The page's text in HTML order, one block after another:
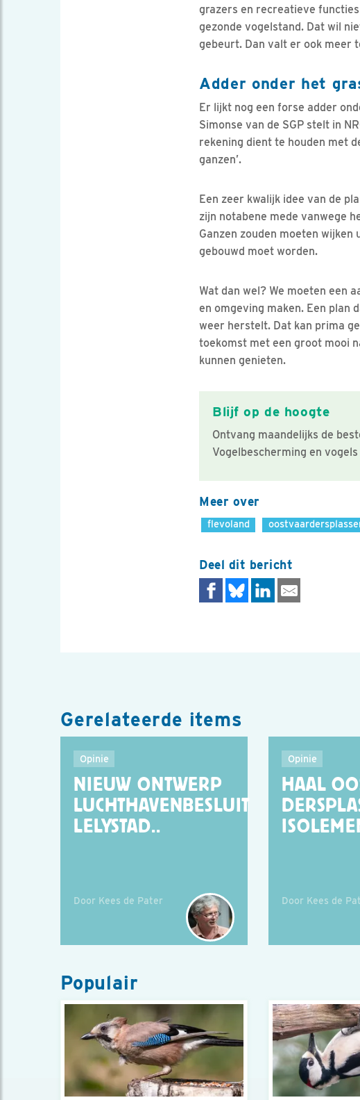
grazers en recreatieve
gezonde vogelstand. Dat wil
gebeurt. Dan valt er ook meer
Adder onder het
Er lijkt nog een forse adder
Simonse van de SGP stelt in
rekening dient te houden met
ganzen’.
Een zeer kwalijk idee van de
zijn notabene mede vanwege
Ganzen zouden moeten
gebouwd moet worden.
Wat dan wel? We moeten een
en omgeving maken. Een plan
weer herstelt. Dat kan prima
toekomst met een groot mooi
kunnen genieten.
Blijf op de hoogte
Ontvang maandelijks de
Vogelbescherming en
Meer over
flevoland
Deel dit bericht
Gerelateerde items
Opinie
NIEUW ONTWERP
LUCHTHAVENBESLUIT
LELYSTAD..
Door Kees de Pater
Opinie
HAAL
Door Kees de
Populair